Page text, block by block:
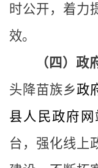
时公开，着力
效。
（四）政
头降苗族乡政
县人民政府网
台，强化线上